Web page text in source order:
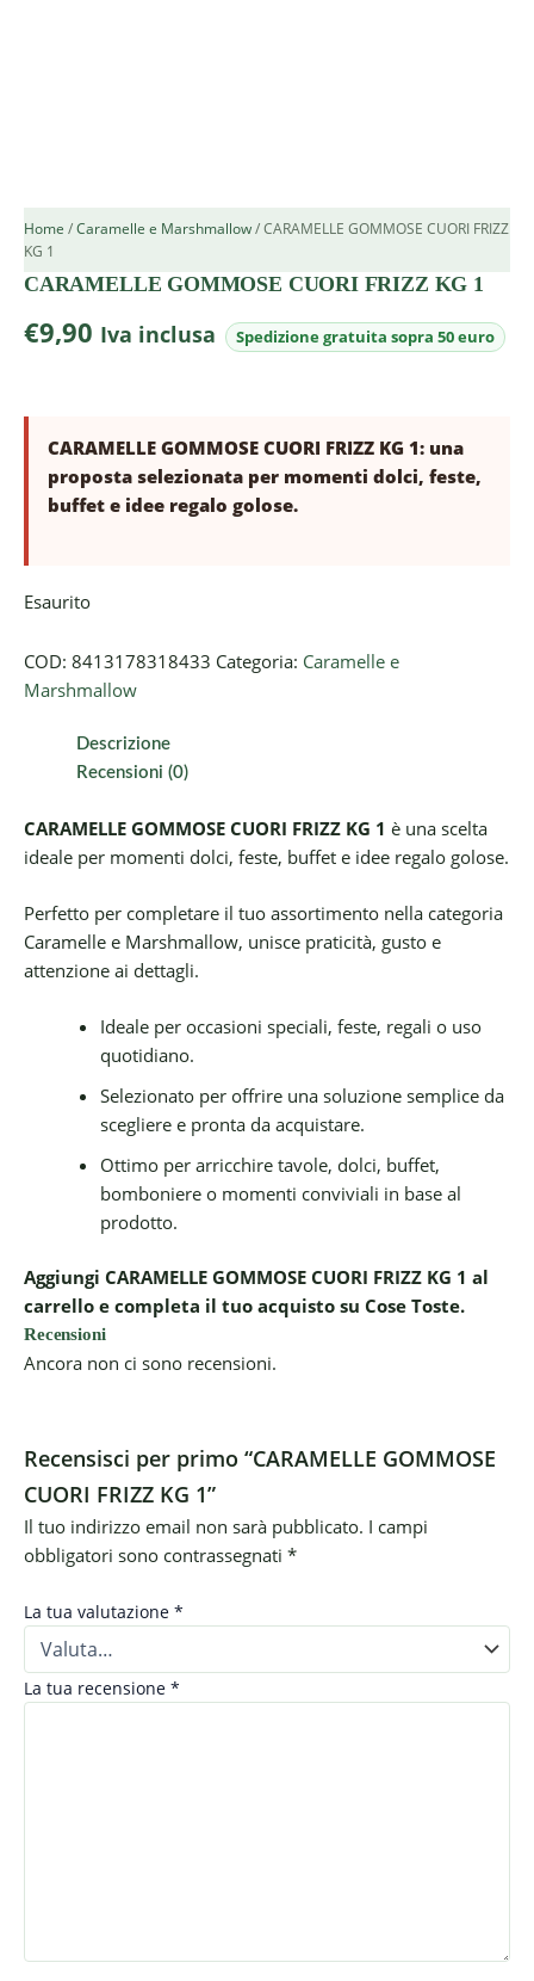
Home /Caramelle e Marshmallow/ CARAMELLE GOMMOSE CUORI FRIZZ
KG 1
CARAMELLE GOMMOSE CUORI FRIZZ KG 1
€9,90 Iva inclusa
CARAMELLE GOMMOSE CUORI FRIZZ KG 1: una
proposta selezionata per momenti dolci, feste,
buffet e idee regalo golose.
Esaurito
COD: 8413178318433 Categoria: Caramelle e
Marshmallow
Descrizione
Recensioni (0)
CARAMELLE GOMMOSE CUORI FRIZZ KG 1 è una scelta
ideale per momenti dolci, feste, buffet e idee regalo golose.
Perfetto per completare il tuo assortimento nella categoria
Caramelle e Marshmallow, unisce praticità, gusto e
attenzione ai dettagli.
Ideale per occasioni speciali, feste, regali o uso
quotidiano.
Selezionato per offrire una soluzione semplice da
scegliere e pronta da acquistare.
Ottimo per arricchire tavole, dolci, buffet,
bomboniere o momenti conviviali in base al
prodotto.
Aggiungi CARAMELLE GOMMOSE CUORI FRIZZ KG 1 al
carrello e completa il tuo acquisto su Cose Toste.
Recensioni
Ancora non ci sono recensioni.
Recensisci per primo “CARAMELLE GOMMOSE
CUORI FRIZZ KG 1”
Il tuo indirizzo email non sarà pubblicato. I campi
obbligatori sono contrassegnati *
La tua valutazione *
La tua recensione *